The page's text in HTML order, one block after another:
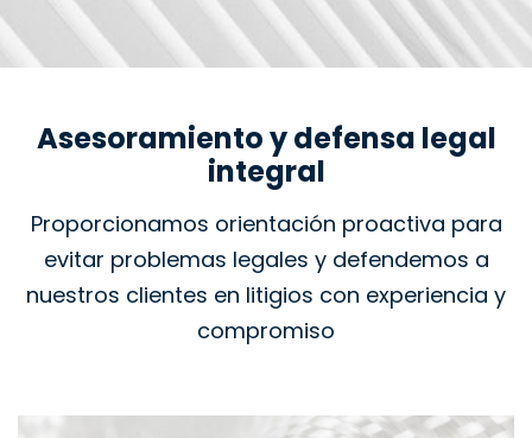
Asesoramiento y defensa legal
integral
Proporcionamos orientación proactiva para
evitar problemas legales y defendemos a
nuestros clientes en litigios con experiencia y
compromiso